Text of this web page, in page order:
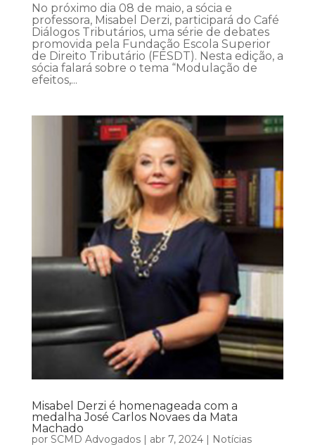
No próximo dia 08 de maio, a sócia e
professora, Misabel Derzi, participará do Café
Diálogos Tributários, uma série de debates
promovida pela Fundação Escola Superior
de Direito Tributário (FESDT). Nesta edição, a
sócia falará sobre o tema “Modulação de
efeitos,...
Misabel Derzi é homenageada com a
medalha José Carlos Novaes da Mata
Machado
por SCMD Advogados| abr 7, 2024| Notícias